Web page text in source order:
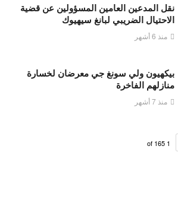
نقل المدعين العامين المسؤولين عن قضية
الاحتيال الضريبي لبانغ سيهيوك
منذ 6 أشهر
بيكهيون ولي سونغ جي معرضان لخسارة
منازلهم الفاخرة
منذ 7 أشهر
1
165